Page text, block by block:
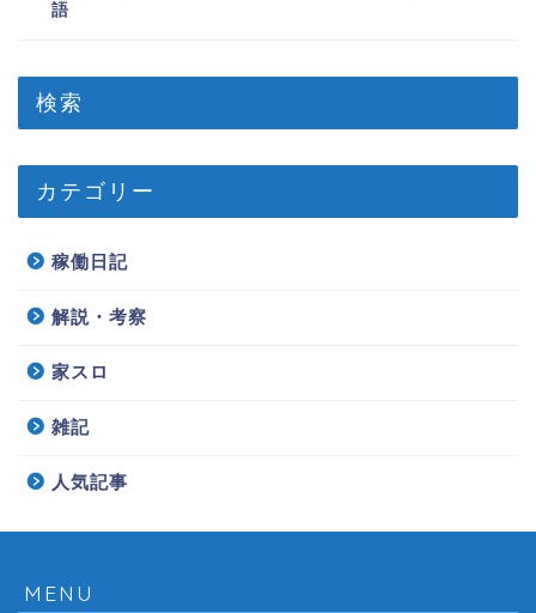
語
検索
カテゴリー
稼働日記
解説・考察
家スロ
雑記
人気記事
MENU